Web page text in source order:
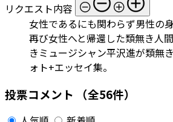
リクエスト内容
女性であるにも関わらず男性の
再び女性へと帰還した類無き人
きミュージシャン平沢進が類無
ォト+エッセイ集。
投票コメント （全56件）